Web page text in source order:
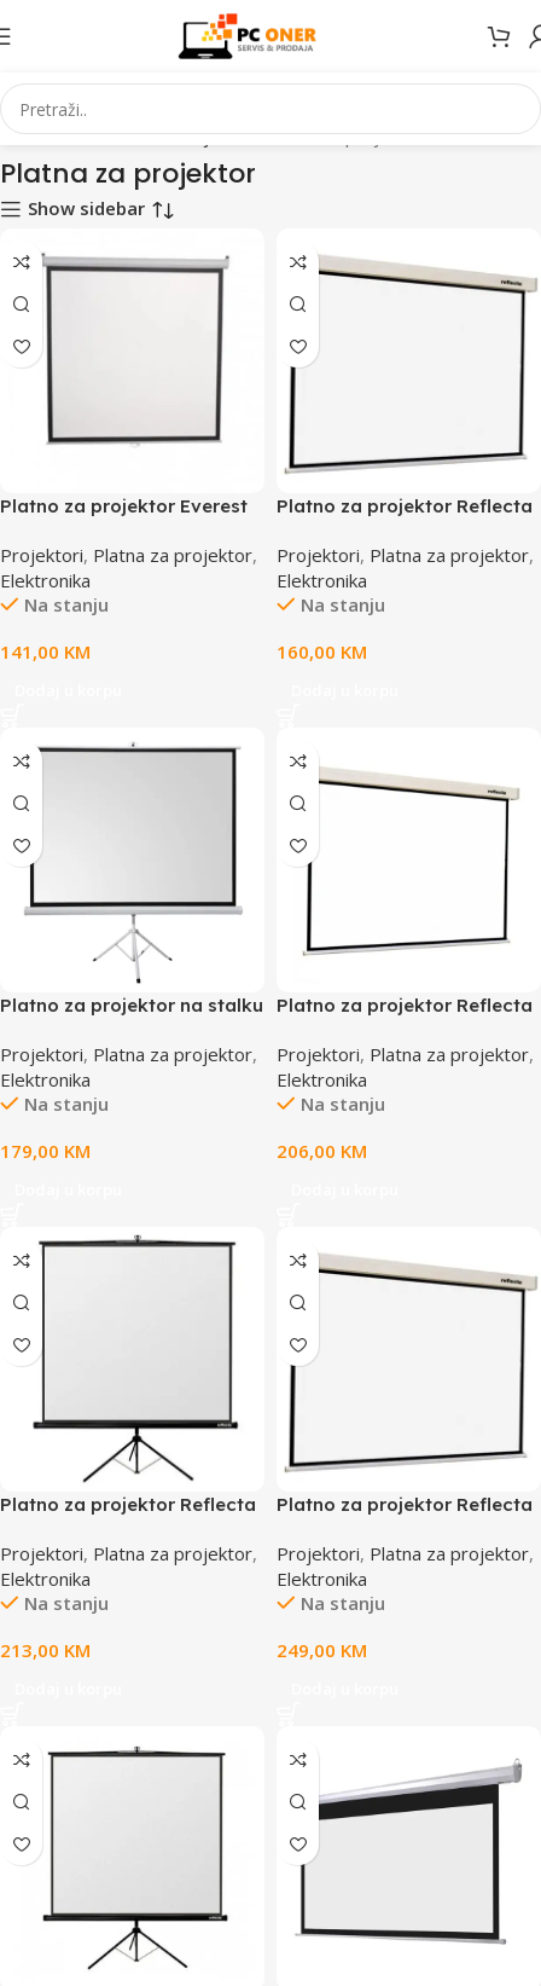
Početna Elektronika Projektori Platna za projektor
Platna za projektor
Show sidebar
Platno za projektor Everest
40670
Projektori, Platna za projektor,
Elektronika
Na stanju
141,00 KM
Platno za projektor Reflecta
cm ,87661
Projektori, Platna za projektor,
Elektronika
Na stanju
160,00 KM
Platno za projektor na stalku
180x180cm, 40673
Projektori, Platna za projektor,
Elektronika
Na stanju
179,00 KM
Platno za projektor Reflecta
200X200cm .87662
Projektori, Platna za projektor,
Elektronika
Na stanju
206,00 KM
Platno za projektor Reflecta
180x180cm ,87651
Projektori, Platna za projektor,
Elektronika
Na stanju
213,00 KM
Platno za projektor Reflecta
cm,87663
Projektori, Platna za projektor,
Elektronika
Na stanju
249,00 KM